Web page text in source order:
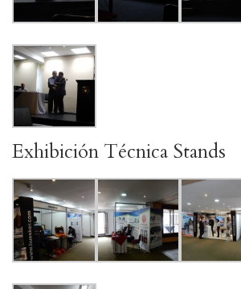
Exhibición Técnica Stands